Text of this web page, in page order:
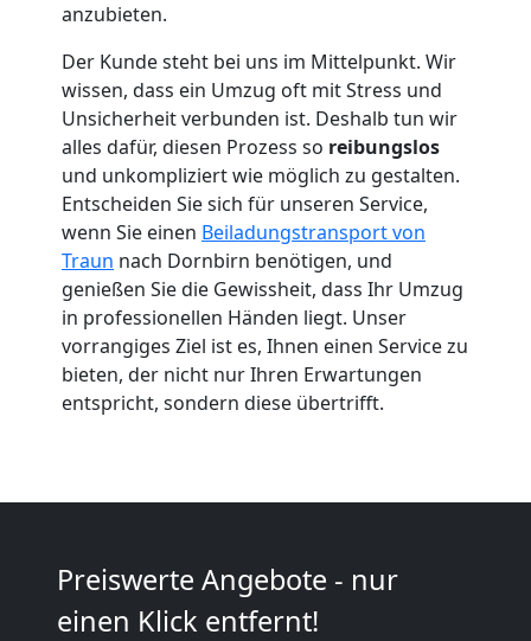
anzubieten.
Der Kunde steht bei uns im Mittelpunkt. Wir
wissen, dass ein Umzug oft mit Stress und
Unsicherheit verbunden ist. Deshalb tun wir
alles dafür, diesen Prozess so reibungslos
und unkompliziert wie möglich zu gestalten.
Entscheiden Sie sich für unseren Service,
wenn Sie einen Beiladungstransport von
Traun nach Dornbirn benötigen, und
genießen Sie die Gewissheit, dass Ihr Umzug
in professionellen Händen liegt. Unser
vorrangiges Ziel ist es, Ihnen einen Service zu
bieten, der nicht nur Ihren Erwartungen
entspricht, sondern diese übertrifft.
Preiswerte Angebote - nur
einen Klick entfernt!
Mini
Umzug
Traun
Umzug
Mann
LKW
Traun